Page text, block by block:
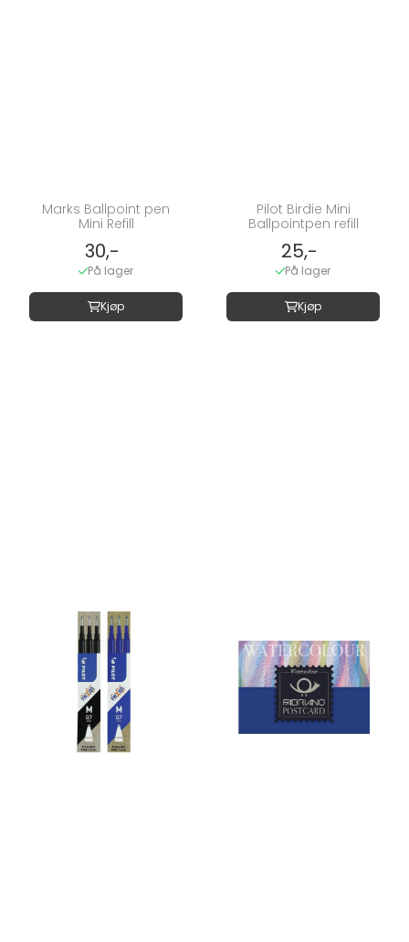
Marks Ballpoint pen
Mini Refill
30,-
På lager
Kjøp
Pilot Birdie Mini
Ballpointpen refill
25,-
På lager
Kjøp